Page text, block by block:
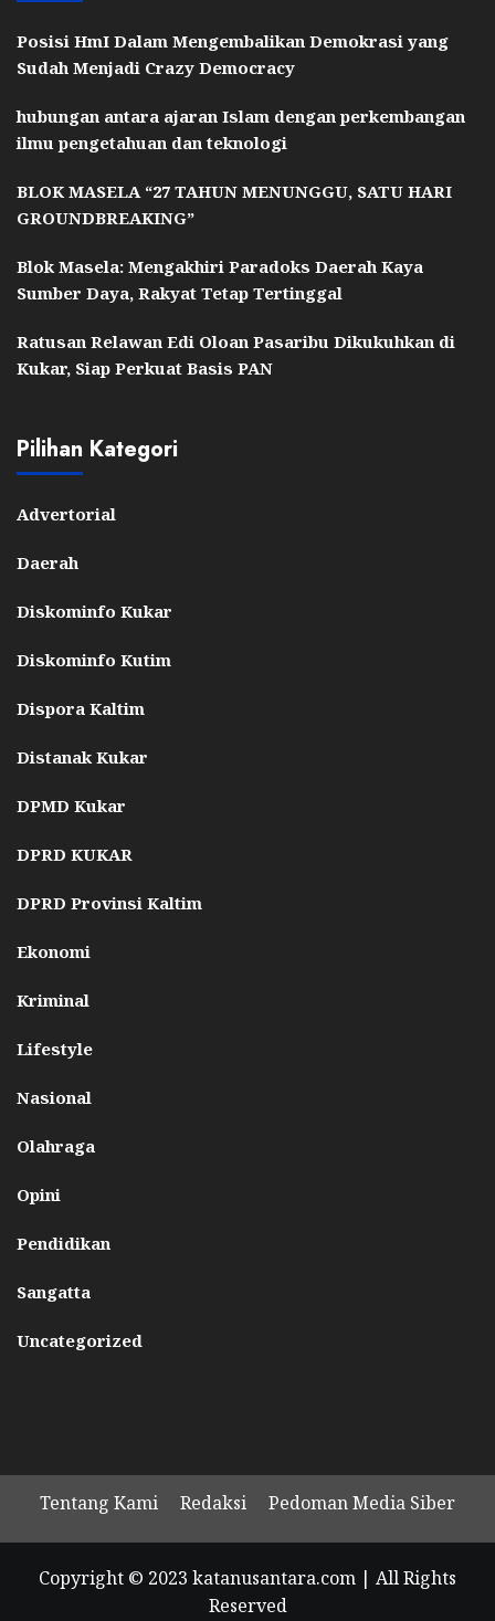
Posisi HmI Dalam Mengembalikan Demokrasi yang
Sudah Menjadi Crazy Democracy
hubungan antara ajaran Islam dengan perkembangan
ilmu pengetahuan dan teknologi
BLOK MASELA “27 TAHUN MENUNGGU, SATU HARI
GROUNDBREAKING”
Blok Masela: Mengakhiri Paradoks Daerah Kaya
Sumber Daya, Rakyat Tetap Tertinggal
Ratusan Relawan Edi Oloan Pasaribu Dikukuhkan di
Kukar, Siap Perkuat Basis PAN
Pilihan Kategori
Advertorial
Daerah
Diskominfo Kukar
Diskominfo Kutim
Dispora Kaltim
Distanak Kukar
DPMD Kukar
DPRD KUKAR
DPRD Provinsi Kaltim
Ekonomi
Kriminal
Lifestyle
Nasional
Olahraga
Opini
Pendidikan
Sangatta
Uncategorized
Tentang Kami Redaksi Pedoman Media Siber
Copyright © 2023 katanusantara.com | All Rights
Reserved